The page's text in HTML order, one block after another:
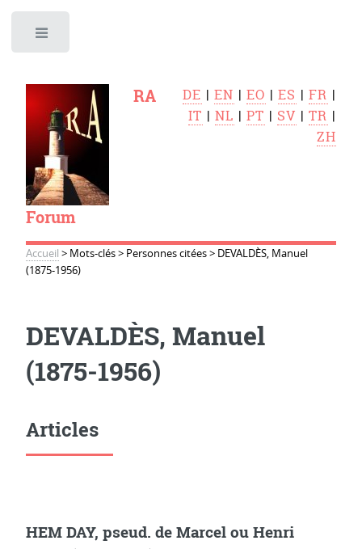
RA
Forum
DE |EN |EO |ES |FR |
IT |NL |PT | SV |TR |
ZH
Accueil > Mots-clés> Personnes citées> DEVALDÈS, Manuel
(1875-1956)
DEVALDÈS, Manuel
(1875-1956)
Articles
HEM DAY, pseud. de Marcel ou Henri